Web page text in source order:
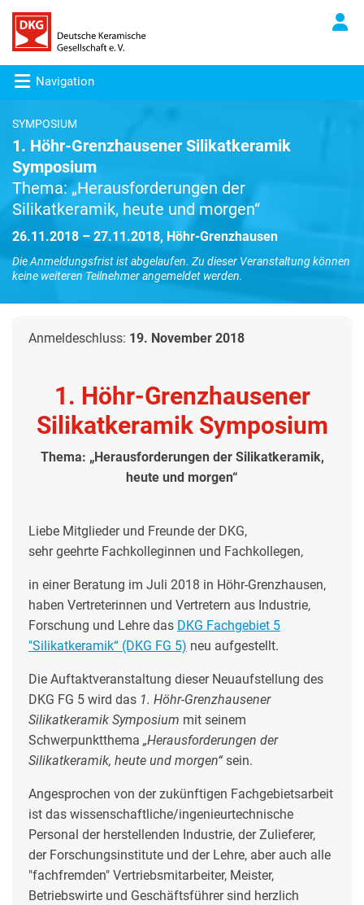
Navigation
SYMPOSIUM
1. Höhr-Grenzhausener Silikatkeramik
Symposium
Thema: „Herausforderungen der
Silikatkeramik, heute und morgen“
26.11.2018 – 27.11.2018, Höhr-Grenzhausen
Die Anmeldungsfrist ist abgelaufen. Zu dieser Veranstaltung können
keine weiteren Teilnehmer angemeldet werden.
Anmeldeschluss: 19. November 2018
1. Höhr-Grenzhausener
Silikatkeramik Symposium
Thema: „Herausforderungen der Silikatkeramik,
heute und morgen“
Liebe Mitglieder und Freunde der DKG,
sehr geehrte Fachkolleginnen und Fachkollegen,
in einer Beratung im Juli 2018 in Höhr-Grenzhausen,
haben Vertreterinnen und Vertretern aus Industrie,
Forschung und Lehre das DKG Fachgebiet 5
"Silikatkeramik“ (DKG FG 5) neu aufgestellt.
Die Auftaktveranstaltung dieser Neuaufstellung des
DKG FG 5 wird das 1. Höhr-Grenzhausener
Silikatkeramik Symposium mit seinem
Schwerpunktthema „Herausforderungen der
Silikatkeramik, heute und morgen“sein.
Angesprochen von der zukünftigen Fachgebietsarbeit
ist das wissenschaftliche/ingenieurtechnische
Personal der herstellenden Industrie, der Zulieferer,
der Forschungsinstitute und der Lehre, aber auch alle
"fachfremden" Vertriebsmitarbeiter, Meister,
Betriebswirte und Geschäftsführer sind herzlich